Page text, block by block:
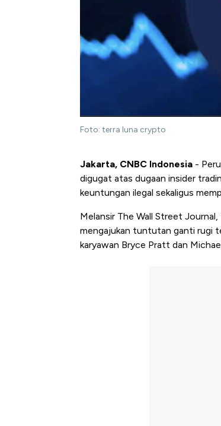
Foto: terra luna crypto
Jakarta, CNBC Indonesia -
digugat atas dugaan insider
keuntungan ilegal sekaligus
Melansir The Wall Street
mengajukan tuntutan ganti rugi
karyawan Bryce Pratt dan